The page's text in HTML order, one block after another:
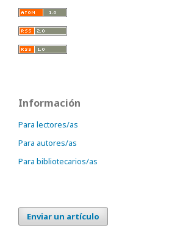
Información
Para lectores/as
Para autores/as
Para bibliotecarios/as
Enviar un artículo